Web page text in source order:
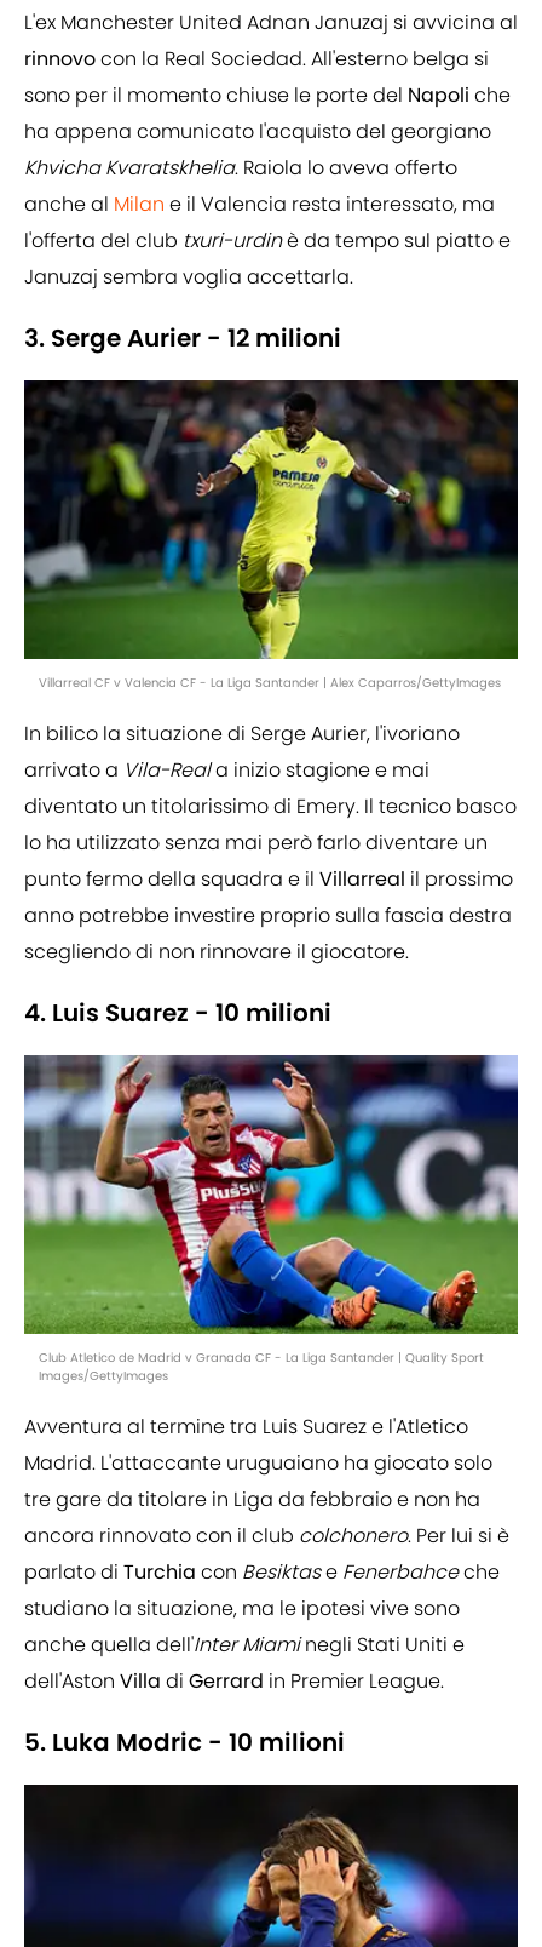
L'ex Manchester United Adnan Januzaj si avvicina al
rinnovocon la Real Sociedad. All'esterno belga si
sono per il momento chiuse le porte del Napoli che
ha appena comunicato l'acquisto del georgiano
Khvicha Kvaratskhelia. Raiola lo aveva offerto
anche al Milan e il Valencia resta interessato, ma
l'offerta del club txuri-urdinè da tempo sul piatto e
Januzaj sembra voglia accettarla.
3. Serge Aurier - 12 milioni
Villarreal CF v Valencia CF - La Liga Santander | Alex Caparros/GettyImages
In bilico la situazione di Serge Aurier, l'ivoriano
arrivato a Vila-Reala inizio stagione e mai
diventato un titolarissimo di Emery. Il tecnico basco
lo ha utilizzato senza mai però farlo diventare un
punto fermo della squadra e il Villarreal il prossimo
anno potrebbe investire proprio sulla fascia destra
scegliendo di non rinnovare il giocatore.
4. Luis Suarez - 10 milioni
Club Atletico de Madrid v Granada CF - La Liga Santander | Quality Sport
Images/GettyImages
Avventura al termine tra Luis Suarez e l'Atletico
Madrid. L'attaccante uruguaiano ha giocato solo
tre gare da titolare in Liga da febbraio e non ha
ancora rinnovato con il club colchonero. Per lui si è
parlato di Turchia con Besiktase Fenerbahceche
studiano la situazione, ma le ipotesi vive sono
anche quella dell'Inter Miaminegli Stati Uniti e
dell'Aston Villa di Gerrard in Premier League.
5. Luka Modric - 10 milioni